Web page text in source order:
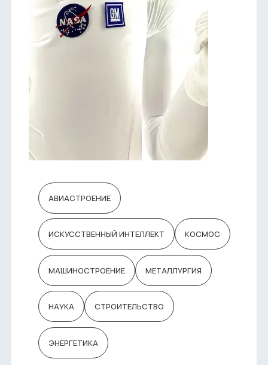
АВИАСТРОЕНИЕ
ИСКУССТВЕННЫЙ ИНТЕЛЛЕКТ КОСМОС
МАШИНОСТРОЕНИЕ МЕТАЛЛУРГИЯ
НАУКА СТРОИТЕЛЬСТВО
ЭНЕРГЕТИКА